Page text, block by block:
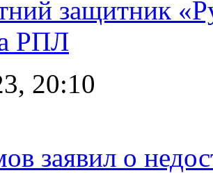
защитник
РПЛ
20:10
заявил о